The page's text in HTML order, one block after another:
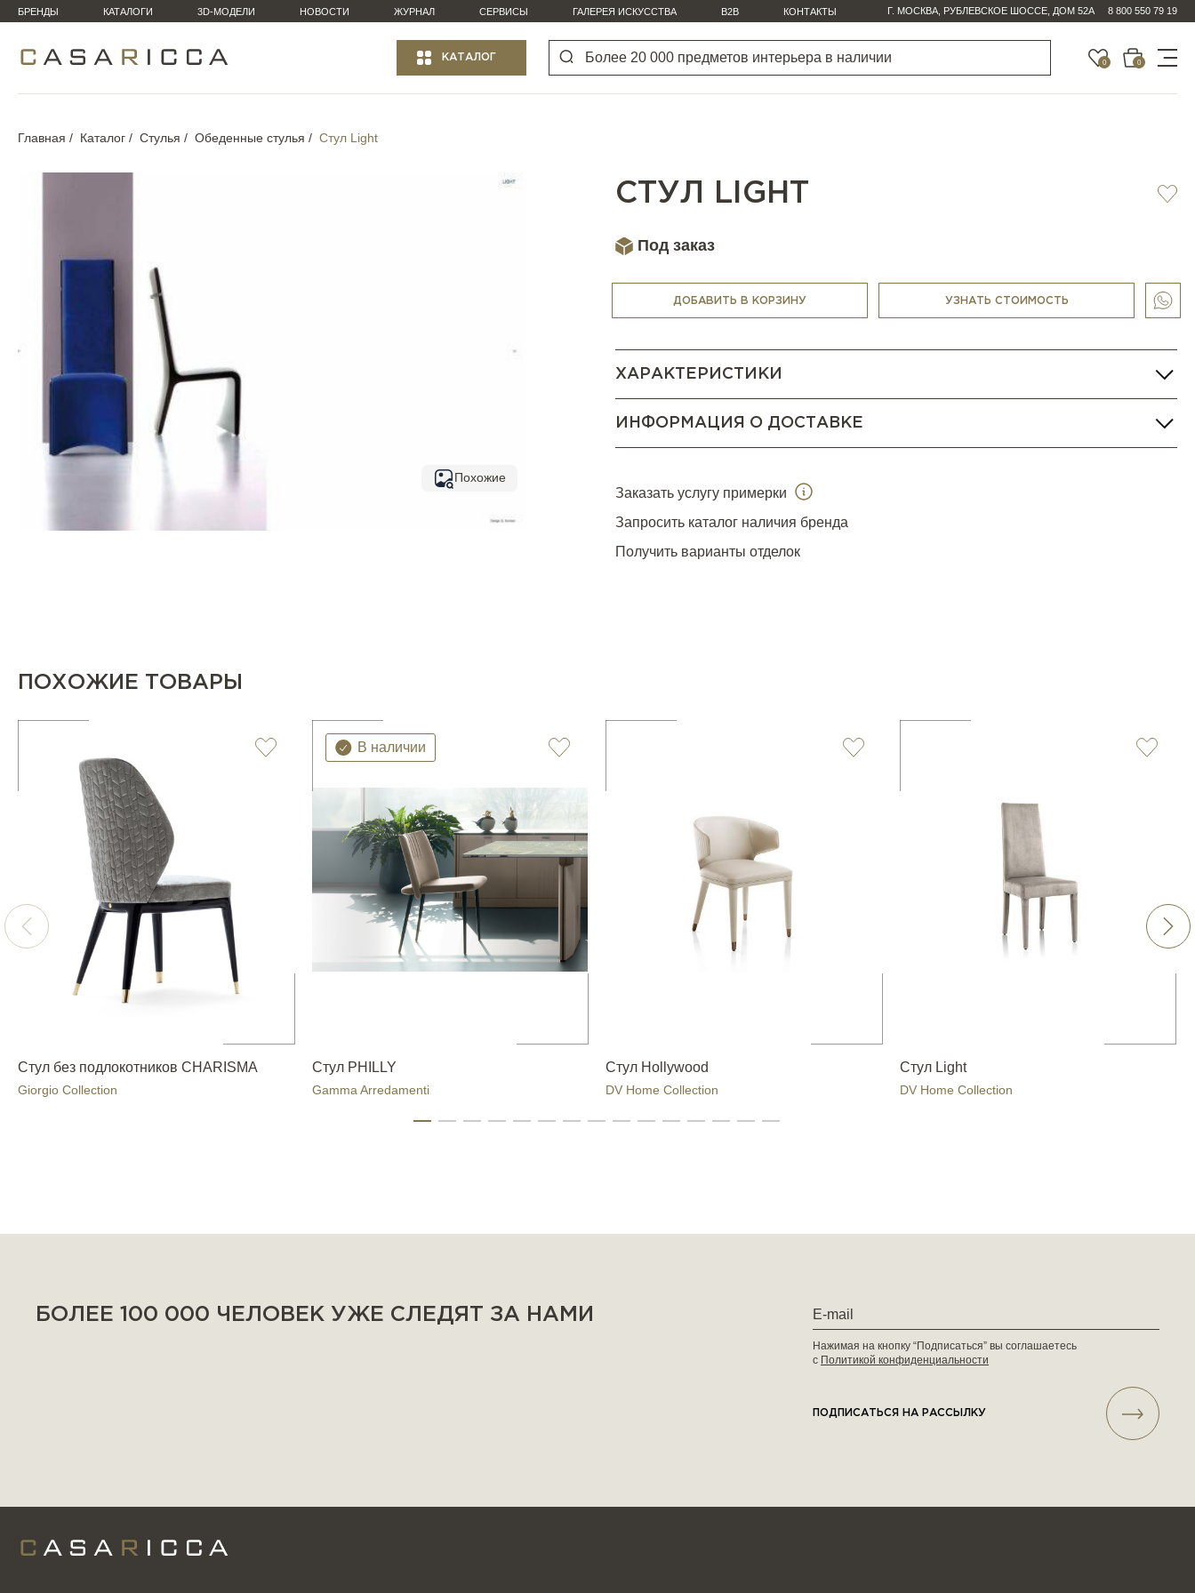
БРЕНДЫ КАТАЛОГИ 3D-МОДЕЛИ НОВОСТИ ЖУРНАЛ СЕРВИСЫ ГАЛЕРЕЯ ИСКУССТВА B2B КОНТАКТЫ Г. МОСКВА, РУБЛЕВСКОЕ ШОССЕ, ДОМ 52А 8 800 550 79 19
КАТАЛОГ 0 0
Главная Каталог Стулья Обеденные стулья Стул Light
Похожие
СТУЛ LIGHT
Под заказ
ДОБАВИТЬ В КОРЗИНУ УЗНАТЬ СТОИМОСТЬ
ХАРАКТЕРИСТИКИ
ИНФОРМАЦИЯ О ДОСТАВКЕ
Заказать услугу примерки
Запросить каталог наличия бренда
Получить варианты отделок
ПОХОЖИЕ ТОВАРЫ
Стул без подлокотников CHARISMA
Giorgio Collection
В наличии
Стул PHILLY
Gamma Arredamenti
Стул Hollywood
DV Home Collection
Стул Light
DV Home Collection
БОЛЕЕ 100 000 ЧЕЛОВЕК УЖЕ СЛЕДЯТ ЗА НАМИ
Нажимая на кнопку “Подписаться” вы соглашаетесь
с Политикой конфиденциальности
ПОДПИСАТЬСЯ НА РАССЫЛКУ